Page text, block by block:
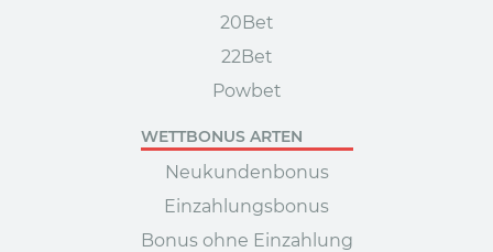
20Bet
22Bet
Powbet
WETTBONUS ARTEN
Neukundenbonus
Einzahlungsbonus
Bonus ohne Einzahlung